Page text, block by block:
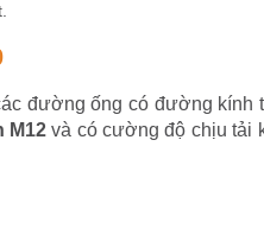
đường ống có đường kính
M12 và có cường độ chịu tải